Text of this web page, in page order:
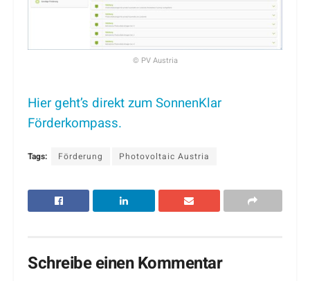
© PV Austria
Hier geht’s direkt zum SonnenKlar
Förderkompass.
Tags: Förderung Photovoltaic Austria
Schreibe einen Kommentar